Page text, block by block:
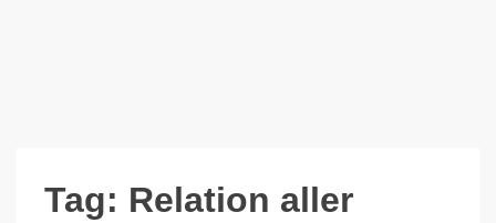
Tag: Relation aller